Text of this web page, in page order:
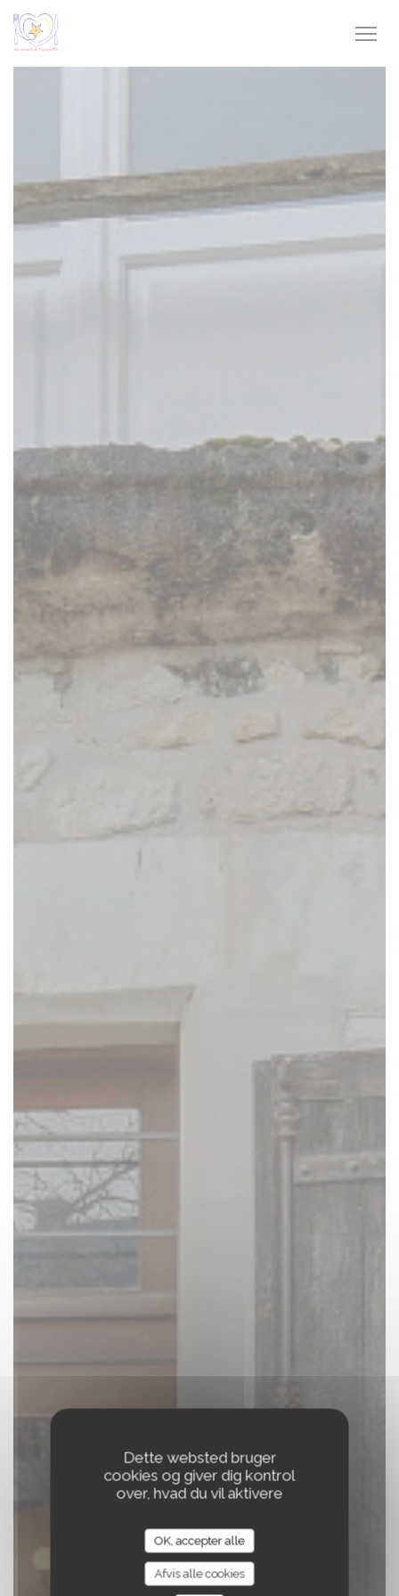
CCookie-styringspanel
Dette websted bruger
cookies og giver dig kontrol
over, hvad du vil aktivere
OK, accepter alle
Afvis alle cookies
BISTROT DE
L'ABBAYE , du coeur
à l'assiette
|PONTLEVOY